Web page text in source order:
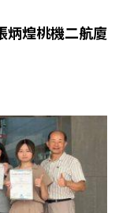
炳煌桃機二航廈